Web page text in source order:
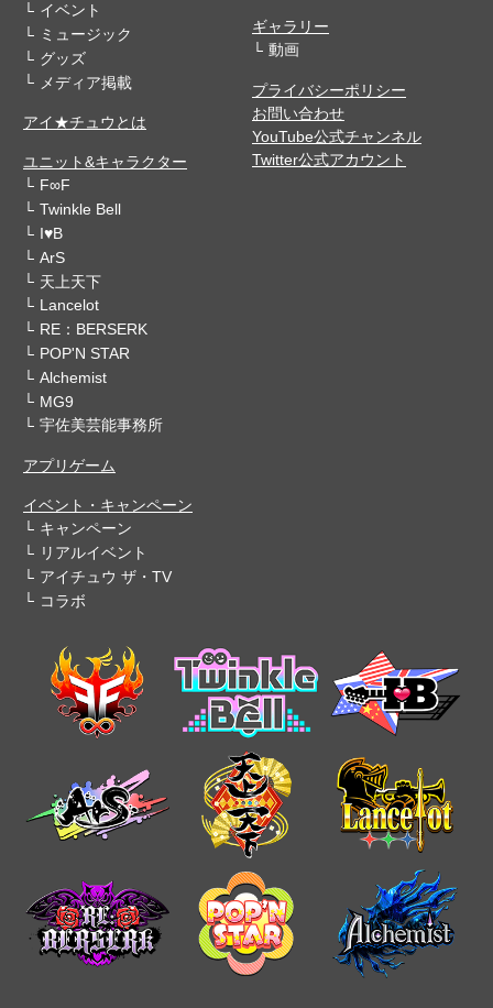
イベント
ミュージック
グッズ
メディア掲載
アイ★チュウとは
ユニット&キャラクター
F∞F
Twinkle Bell
I♥B
ArS
天上天下
Lancelot
RE：BERSERK
POP'N STAR
Alchemist
MG9
宇佐美芸能事務所
アプリゲーム
イベント・キャンペーン
キャンペーン
リアルイベント
アイチュウ ザ・TV
コラボ
ギャラリー
動画
プライバシーポリシー
お問い合わせ
YouTube公式チャンネル
Twitter公式アカウント